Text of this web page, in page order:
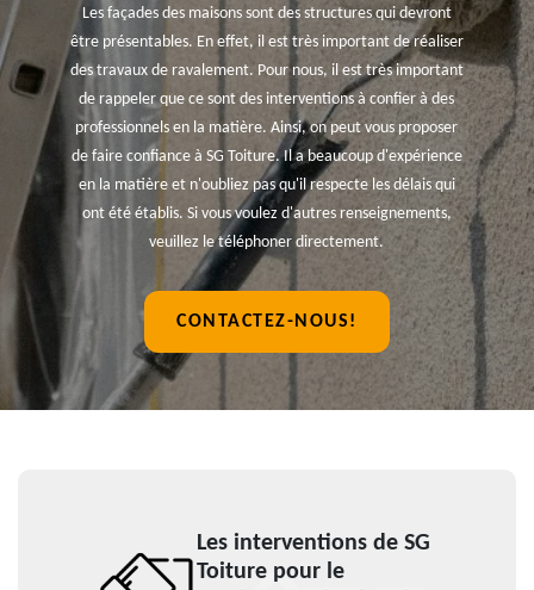
Les façades des maisons sont des structures qui devront
être présentables. En effet, il est très important de réaliser
des travaux de ravalement. Pour nous, il est très important
de rappeler que ce sont des interventions à confier à des
professionnels en la matière. Ainsi, on peut vous proposer
de faire confiance à SG Toiture. Il a beaucoup d'expérience
en la matière et n'oubliez pas qu'il respecte les délais qui
ont été établis. Si vous voulez d'autres renseignements,
veuillez le téléphoner directement.
CONTACTEZ-NOUS!
Les interventions de SG
Toiture pour le